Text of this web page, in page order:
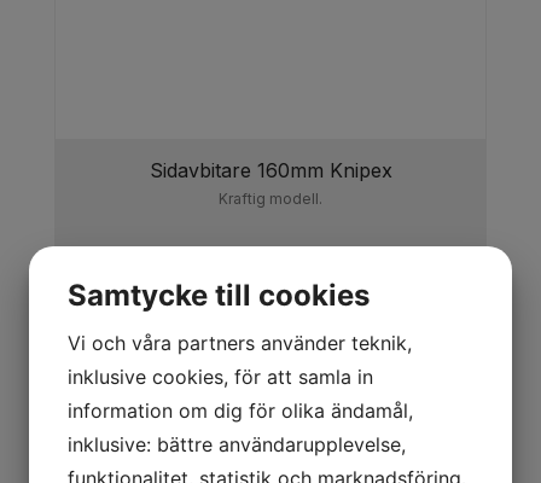
Sidavbitare 160mm Knipex
Kraftig modell.
371,00kr
Samtycke till cookies
Vi och våra partners använder teknik,
inklusive cookies, för att samla in
information om dig för olika ändamål,
inklusive: bättre användarupplevelse,
funktionalitet, statistik och marknadsföring.